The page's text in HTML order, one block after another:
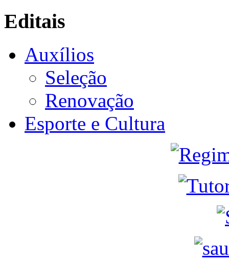
Editais
Auxílios
Seleção
Renovação
Esporte e Cultura